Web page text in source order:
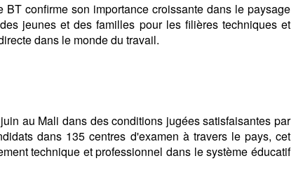
confirme son importance croissante dans le paysage
jeunes et des familles pour les filières techniques et
dans le monde du travail.
au Mali dans des conditions jugées satisfaisantes par
dans 135 centres d'examen à travers le pays, cet
technique et professionnel dans le système éducatif